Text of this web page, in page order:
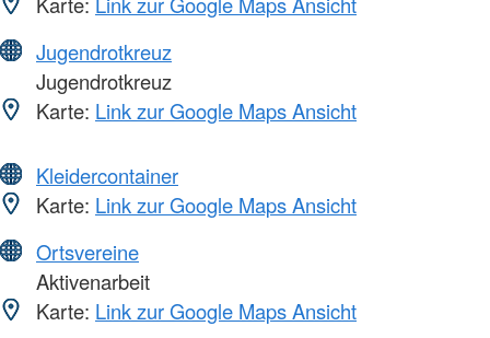
Jugendrotkreuz
Jugendrotkreuz
Karte: Link zur Google Maps Ansicht
Kleidercontainer
Karte: Link zur Google Maps Ansicht
Ortsvereine
Aktivenarbeit
Karte: Link zur Google Maps Ansicht